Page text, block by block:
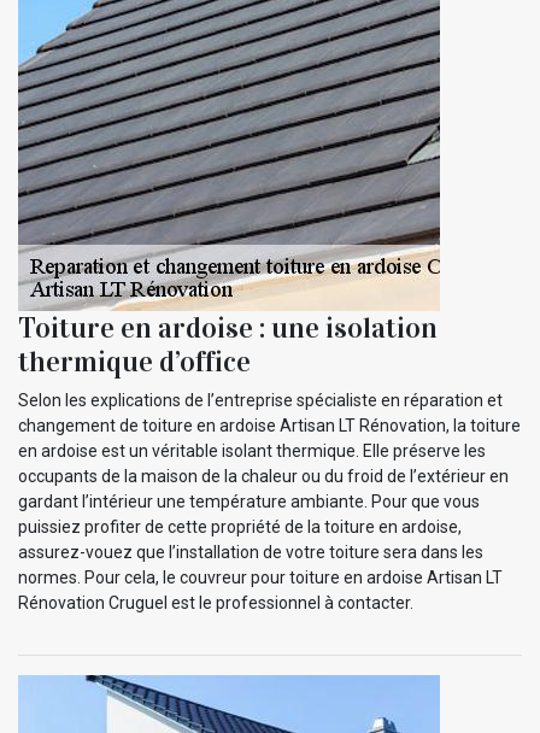
Toiture en ardoise : une isolation
thermique d’office
Selon les explications de l’entreprise spécialiste en réparation et
changement de toiture en ardoise Artisan LT Rénovation, la toiture
en ardoise est un véritable isolant thermique. Elle préserve les
occupants de la maison de la chaleur ou du froid de l’extérieur en
gardant l’intérieur une température ambiante. Pour que vous
puissiez profiter de cette propriété de la toiture en ardoise,
assurez-vouez que l’installation de votre toiture sera dans les
normes. Pour cela, le couvreur pour toiture en ardoise Artisan LT
Rénovation Cruguel est le professionnel à contacter.